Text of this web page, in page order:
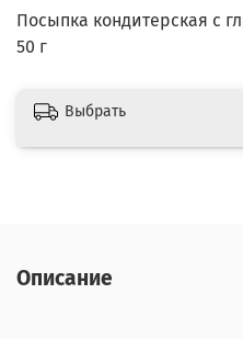
Посыпка кондитерская с
50 г
Выбрать
Описание